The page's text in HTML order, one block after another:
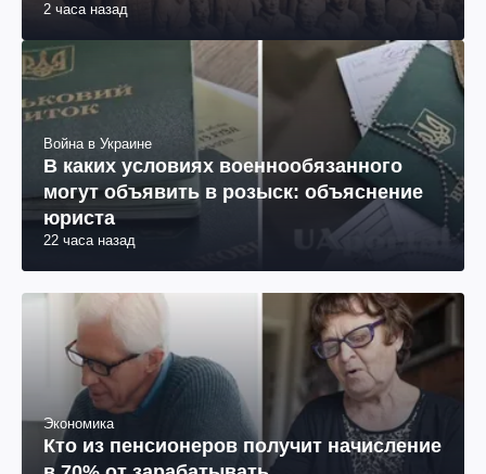
2 часа назад
Война в Украине
В каких условиях военнообязанного
могут объявить в розыск: объяснение
юриста
22 часа назад
Экономика
Кто из пенсионеров получит начисление